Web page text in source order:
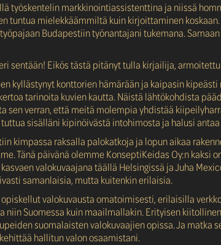
työskentelin markkinointiassistenttina ja niissä
tuntua mielekkäämmiltä kuin kirjoittaminen
Budapestiin työnantajani tukemana.
sentään! Eikös tästä pitänyt tulla kirjailija,
kyllästynyt konttorien hämärään ja kaipasin
tarinoita kuvien kautta. Näistä lähtökohdista
sen verran, että meitä molempia yhdistää
sisälläni kipinöivästä intohimosta ja halusi
kimpassa raksalla palokatkoja ja lopun aikaa
Tänä päivänä olemme KonseptiKeidas Oy:n kaksi
valokuvaajana täällä Helsingissä ja Juha
samanlaisia, mutta kuitenkin erilaisia.
valokuvausta omatoimisesti, erilaisilla
niin Suomessa kuin maailmallakin. Erityisen
suomalaisten valokuvaajien opissa. Ja matka
hallitun valon osaamistani.